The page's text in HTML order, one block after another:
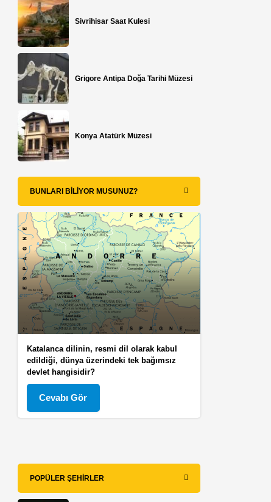
Sivrihisar Saat Kulesi
Grigore Antipa Doğa Tarihi Müzesi
Konya Atatürk Müzesi
BUNLARI BILIYOR MUSUNUZ?
Katalanca dilinin, resmi dil olarak kabul
edildiği, dünya üzerindeki tek bağımsız
devlet hangisidir?
Cevabı Gör
POPÜLER ŞEHIRLER